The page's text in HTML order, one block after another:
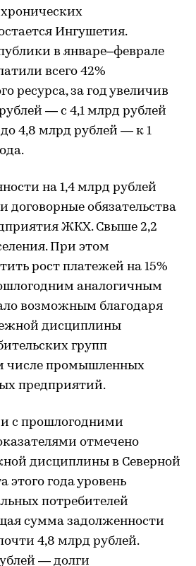
Ингушетия.
в январе–феврале
всего 42%
ресурса, за год увеличив
— с 4,1 млрд рублей
до 4,8 млрд рублей — к 1
на 1,4 млрд рублей
договорные обязательства
ЖКХ. Свыше 2,2
При этом
рост платежей на 15%
аналогичным
возможным благодаря
дисциплины
групп
числе промышленных
предприятий.
с прошлогодними
отмечено
дисциплины в Северной
этого года уровень
потребителей
сумма задолженности
4,8 млрд рублей.
— долги